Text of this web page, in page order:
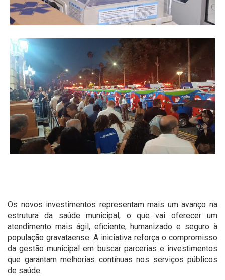
Os novos investimentos representam mais um avanço na
estrutura da saúde municipal, o que vai oferecer um
atendimento mais ágil, eficiente, humanizado e seguro à
população gravataense. A iniciativa reforça o compromisso
da gestão municipal em buscar parcerias e investimentos
que garantam melhorias contínuas nos serviços públicos
de saúde.